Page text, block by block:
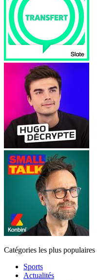
Catégories les plus populaires
Sports
Actualités